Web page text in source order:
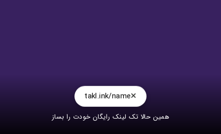
takl.ink/name
همین حالا تک لینک رایگان خودت را بساز